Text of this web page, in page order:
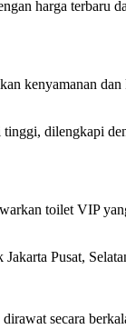
harga terbaru
kenyamanan
dilengkapi
toilet VIP
Pusat,
secara